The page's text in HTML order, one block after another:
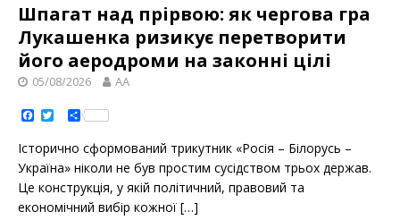
Шпагат над прірвою: як чергова гра
Лукашенка ризикує перетворити
його аеродроми на законні цілі
05/08/2026 AA
a
e
b
o
o
k
t
t
e
r
S
h
r
e
Історично сформований трикутник «Росія – Білорусь –
Україна» ніколи не був простим сусідством трьох держав.
Це конструкція, у якій політичний, правовий та
економічний вибір кожної […]